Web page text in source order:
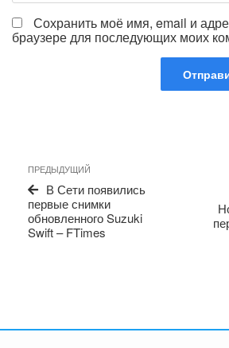
Сохранить моё имя, email и
браузере для последующих моих
по
записям
Предыдущая
запись
ПРЕДЫДУЩИЙ
В Сети появились
первые снимки
обновленного Suzuki
Swift – FTimes